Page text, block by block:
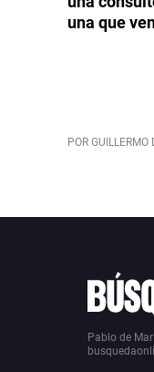
una que
POR GUILLERMO
Pablo de